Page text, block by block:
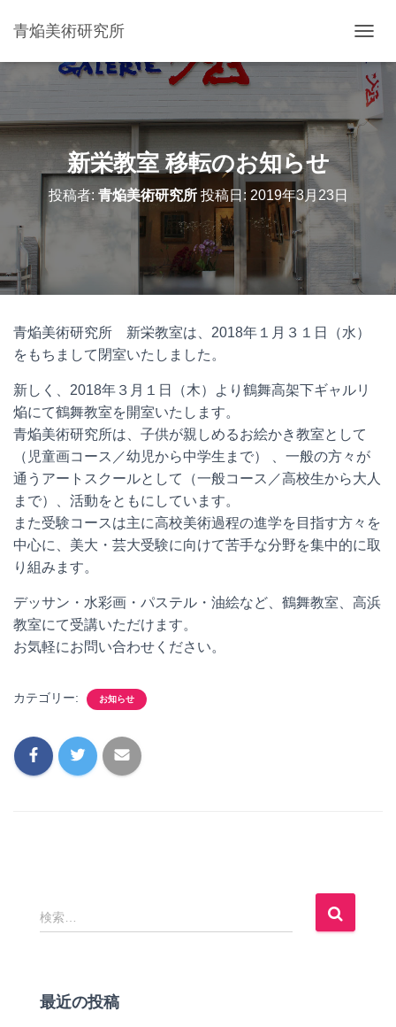
青焔美術研究所
ビ
ゲ
ー
ョ
新栄教室 移転のお知らせ
投稿者: 青焔美術研究所投稿日: 2019年3月23日
青焔美術研究所 新栄教室は、2018年１月３１日（水）
をもちまして閉室いたしました。
新しく、2018年３月１日（木）より鶴舞高架下ギャルリ
焔にて鶴舞教室を開室いたします。
青焔美術研究所は、子供が親しめるお絵かき教室として
（児童画コース／幼児から中学生まで） 、一般の方々が
通うアートスクールとして（一般コース／高校生から大人
まで）、活動をともにしています。
また受験コースは主に高校美術過程の進学を目指す方々を
中心に、美大・芸大受験に向けて苦手な分野を集中的に取
り組みます。
デッサン・水彩画・パステル・油絵など、鶴舞教室、高浜
教室にて受講いただけます。
お気軽にお問い合わせください。
カテゴリー: お知らせ
検
索
検索…
最近の投稿